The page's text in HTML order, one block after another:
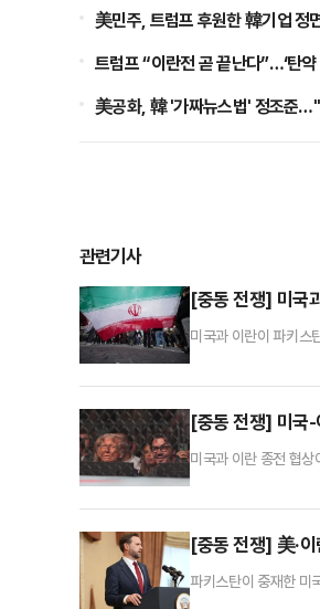
美민주, 트럼프 후원한 韓기업
트럼프 “이란전 곧 끝난다”…‘탄
美공화, 韓 '가짜뉴스법' 정조준
관련기사
[중동 전쟁] 미국
미국과 이란이 파키스
다.협상 결렬의 핵심
[중동 전쟁] 미국
미국과 이란 종전 협
함께 사진을 찍고, 옥
[중동 전쟁] 美·
파키스탄이 중재한 미